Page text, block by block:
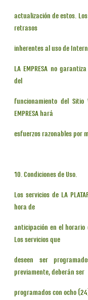
actualización de estos.
retrasos
inherentes al uso de
LA EMPRESA no
del
funcionamiento del
EMPRESA hará
esfuerzos razonables por
10. Condiciones de Uso.
Los servicios de LA
hora de
anticipación en el horario
Los servicios que
deseen ser
previamente, deberán ser
programados con ocho